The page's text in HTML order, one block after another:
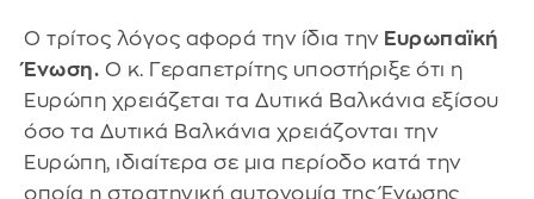
Ο τρίτος λόγος αφορά την ίδια την Ευρωπαϊκή
Ένωση. Ο κ. Γεραπετρίτης υποστήριξε ότι η
Ευρώπη χρειάζεται τα Δυτικά Βαλκάνια εξίσου
όσο τα Δυτικά Βαλκάνια χρειάζονται την
Ευρώπη, ιδιαίτερα σε μια περίοδο κατά την
οποία η στρατηγική αυτονομία της Ένωσης